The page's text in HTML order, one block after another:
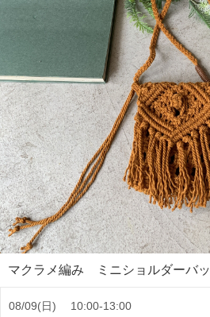
マクラメ編み ミニショルダーバ
08/09(日) 10:00-13:00